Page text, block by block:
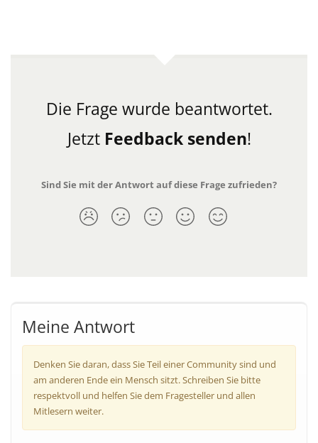
Die Frage wurde beantwortet.
Jetzt Feedback senden!
Sind Sie mit der Antwort auf diese Frage zufrieden?
Meine Antwort
Denken Sie daran, dass Sie Teil einer Community sind und
am anderen Ende ein Mensch sitzt. Schreiben Sie bitte
respektvoll und helfen Sie dem Fragesteller und allen
Mitlesern weiter.